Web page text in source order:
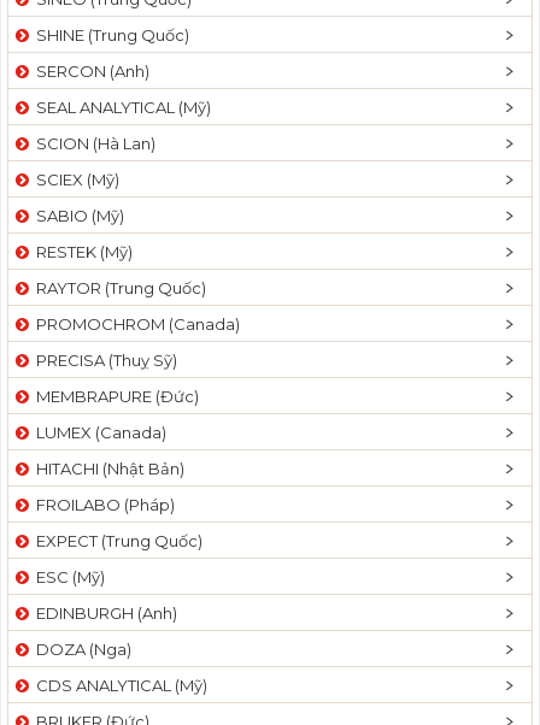
SHINE (Trung Quốc)
SERCON (Anh)
SEAL ANALYTICAL (Mỹ)
SCION (Hà Lan)
SCIEX (Mỹ)
SABIO (Mỹ)
RESTEK (Mỹ)
RAYTOR (Trung Quốc)
PROMOCHROM (Canada)
PRECISA (Thuỵ Sỹ)
MEMBRAPURE (Đức)
LUMEX (Canada)
HITACHI (Nhật Bản)
FROILABO (Pháp)
EXPECT (Trung Quốc)
ESC (Mỹ)
EDINBURGH (Anh)
DOZA (Nga)
CDS ANALYTICAL (Mỹ)
BRUKER (Đức)